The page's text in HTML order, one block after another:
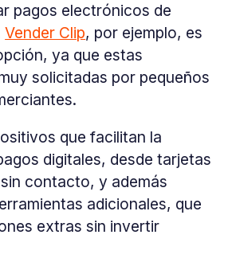
pagos electrónicos de
Vender Clip, por ejemplo, es
ya que estas
solicitadas por pequeños
que facilitan la
digitales, desde tarjetas
contacto, y además
adicionales, que
extras sin invertir